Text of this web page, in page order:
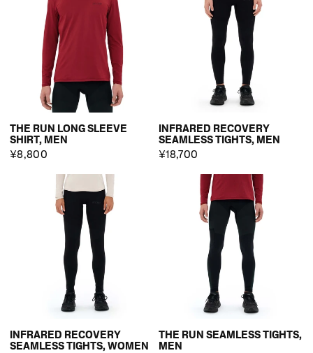
THE RUN LONG SLEEVE
SHIRT, MEN
¥8,800
INFRARED RECOVERY
SEAMLESS TIGHTS, MEN
¥18,700
INFRARED RECOVERY
SEAMLESS TIGHTS, WOMEN
THE RUN SEAMLESS TIGHTS,
MEN